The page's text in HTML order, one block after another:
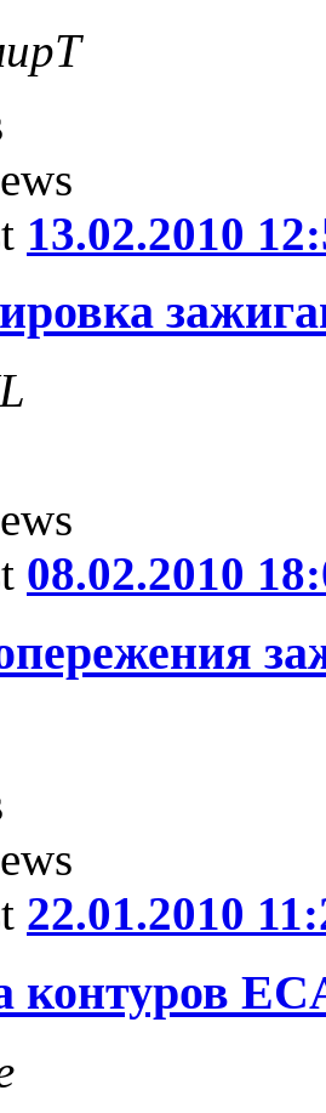
13.02.2010
08.02.2010
22.01.2010
контуров